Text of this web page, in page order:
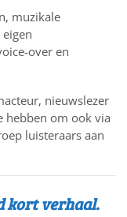
muzikale
over en
nieuwslezer
hebben om ook via
luisteraars aan
kort verhaal.